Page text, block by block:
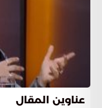
عناوين المقال